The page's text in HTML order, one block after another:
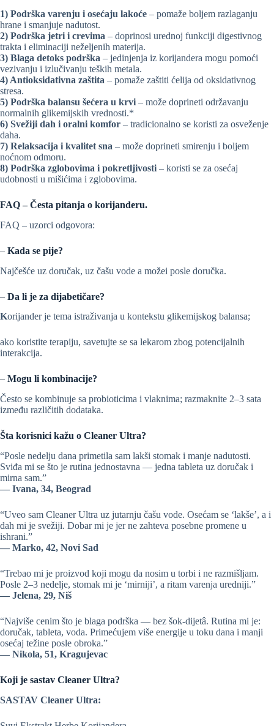
1) Podrška varenju i osećaju lakoće – pomaže boljem razlaganju
hrane i smanjuje nadutost.
2) Podrška jetri i crevima – doprinosi urednoj funkciji digestivnog
trakta i eliminaciji neželjenih materija.
3) Blaga detoks podrška – jedinjenja iz korijandera mogu pomoći
vezivanju i izlučivanju teških metala.
4) Antioksidativna zaštita – pomaže zaštiti ćelija od oksidativnog
stresa.
5) Podrška balansu šećera u krvi – može doprineti održavanju
normalnih glikemijskih vrednosti.*
6) Svežiji dah i oralni komfor – tradicionalno se koristi za osveženje
daha.
7) Relaksacija i kvalitet sna – može doprineti smirenju i boljem
noćnom odmoru.
8) Podrška zglobovima i pokretljivosti – koristi se za osećaj
udobnosti u mišićima i zglobovima.
FAQ – Česta pitanja o korijanderu.
FAQ – uzorci odgovora:
– Kada se pije?
Najčešće uz doručak, uz čašu vode a možei posle doručka.
– Da li je za dijabetičare?
Korijander je tema istraživanja u kontekstu glikemijskog balansa;
ako koristite terapiju, savetujte se sa lekarom zbog potencijalnih
interakcija.
– Mogu li kombinacije?
Često se kombinuje sa probioticima i vlaknima; razmaknite 2–3 sata
između različitih dodataka.
Šta korisnici kažu o Cleaner Ultra?
“Posle nedelju dana primetila sam lakši stomak i manje nadutosti.
Sviđa mi se što je rutina jednostavna — jedna tableta uz doručak i
mirna sam.”
— Ivana, 34, Beograd
“Uveo sam Cleaner Ultra uz jutarnju čašu vode. Osećam se ‘lakše’, a i
dah mi je svežiji. Dobar mi je jer ne zahteva posebne promene u
ishrani.”
— Marko, 42, Novi Sad
“Trebao mi je proizvod koji mogu da nosim u torbi i ne razmišljam.
Posle 2–3 nedelje, stomak mi je ‘mirniji’, a ritam varenja uredniji.”
— Jelena, 29, Niš
“Najviše cenim što je blaga podrška — bez šok-dijetâ. Rutina mi je:
doručak, tableta, voda. Primećujem više energije u toku dana i manji
osećaj težine posle obroka.”
— Nikola, 51, Kragujevac
Koji je sastav Cleaner Ultra?
SASTAV Cleaner Ultra: